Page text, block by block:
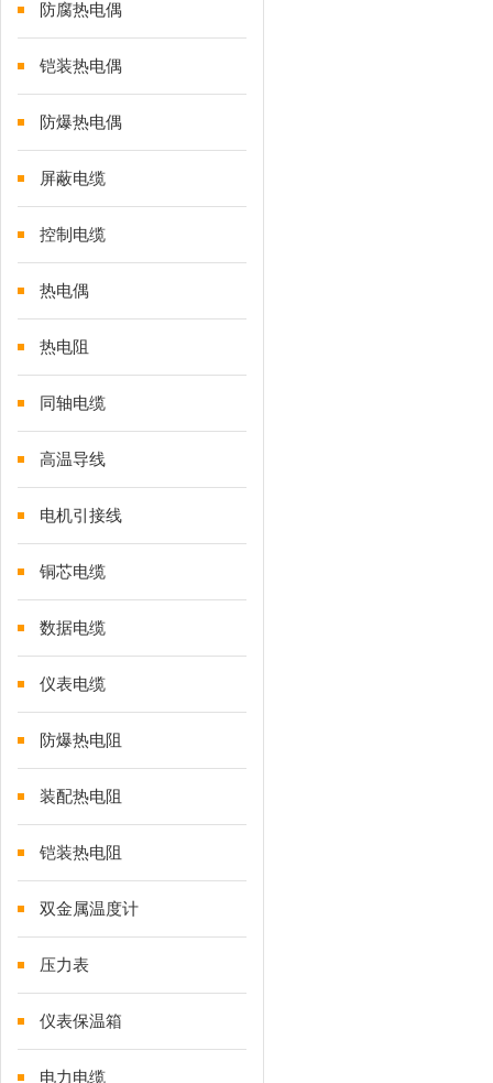
防腐热电偶
铠装热电偶
防爆热电偶
屏蔽电缆
控制电缆
热电偶
热电阻
同轴电缆
高温导线
电机引接线
铜芯电缆
数据电缆
仪表电缆
防爆热电阻
装配热电阻
铠装热电阻
双金属温度计
压力表
仪表保温箱
电力电缆